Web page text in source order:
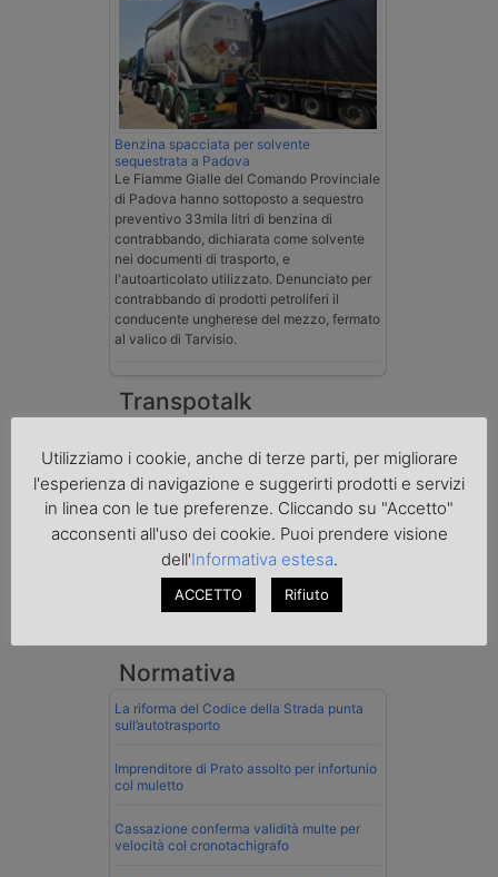
Benzina spacciata per solvente
sequestrata a Padova
Le Fiamme Gialle del Comando Provinciale
di Padova hanno sottoposto a sequestro
preventivo 33mila litri di benzina di
contrabbando, dichiarata come solvente
nei documenti di trasporto, e
l'autoarticolato utilizzato. Denunciato per
contrabbando di prodotti petroliferi il
conducente ungherese del mezzo, fermato
al valico di Tarvisio.
Transpotalk
Normativa
La riforma del Codice della Strada punta
sull’autotrasporto
Imprenditore di Prato assolto per infortunio
col muletto
Cassazione conferma validità multe per
velocità col cronotachigrafo
Utilizziamo i cookie, anche di terze parti, per migliorare
l'esperienza di navigazione e suggerirti prodotti e servizi
in linea con le tue preferenze. Cliccando su "Accetto"
acconsenti all'uso dei cookie. Puoi prendere visione
dell'Informativa estesa.
ACCETTO Rifiuto